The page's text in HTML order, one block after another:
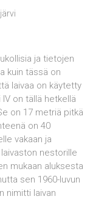
ja tietojen
kuin tässä on
laivaa on käytetty
IV on tällä hetkellä
on 17 metriä pitkä
on 40
vakaan ja
nestorille
mukaan aluksesta
sen 1960-luvun
nimitti laivan